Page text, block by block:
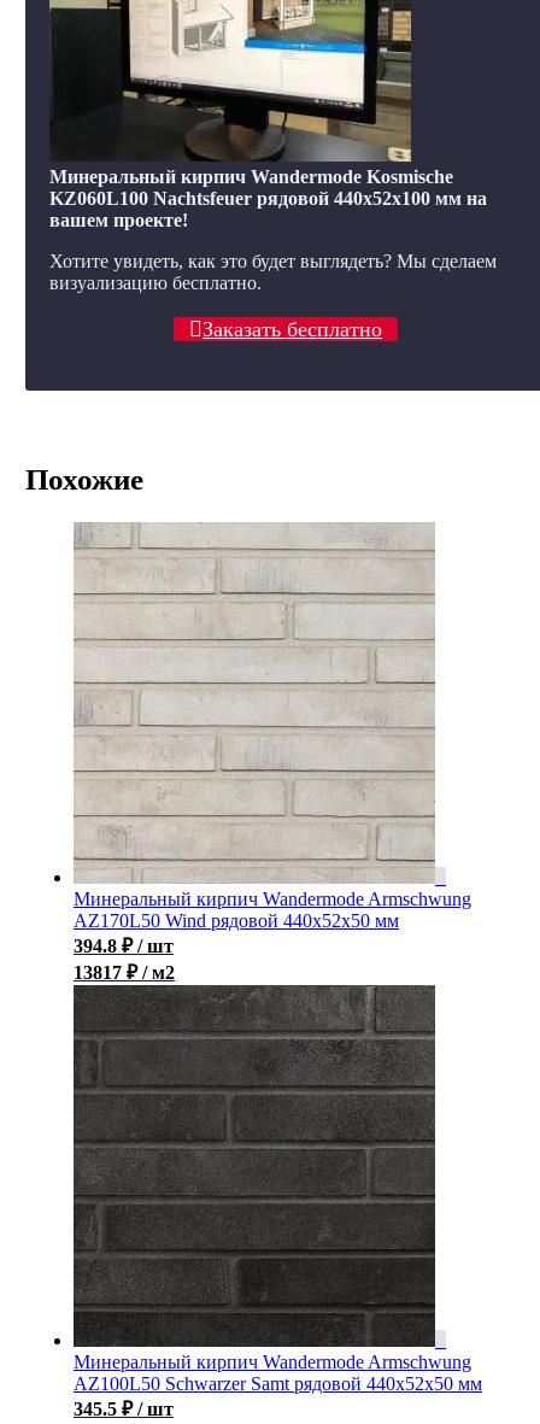
Минеральный кирпич Wandermode Kosmische
KZ060L100 Nachtsfeuer рядовой 440x52x100 мм на
вашем проекте!
Хотите увидеть, как это будет выглядеть? Мы сделаем
визуализацию бесплатно.
Заказать бесплатно
Похожие
Минеральный кирпич Wandermode Armschwung
AZ170L50 Wind рядовой 440x52x50 мм
394.8 ₽ / шт
13817 ₽ / м2
Минеральный кирпич Wandermode Armschwung
AZ100L50 Schwarzer Samt рядовой 440x52x50 мм
345.5 ₽ / шт